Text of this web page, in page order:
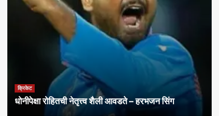
क्रिकेट
धोनीपेक्षा रोहितची नेतृत्त्व शैली आवडते – हरभजन सिंग